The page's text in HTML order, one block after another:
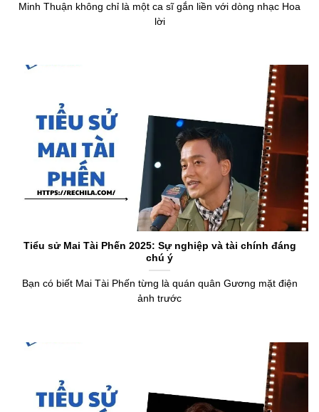
Minh Thuận không chỉ là một ca sĩ gắn liền với dòng nhạc Hoa
lời
Tiểu sử Mai Tài Phến 2025: Sự nghiệp và tài chính đáng
chú ý
Bạn có biết Mai Tài Phến từng là quán quân Gương mặt điện
ảnh trước